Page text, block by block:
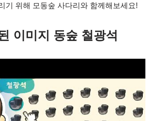
기 위해 모동숲 사다리와 함께해보세요!
이미지 동숲 철광석